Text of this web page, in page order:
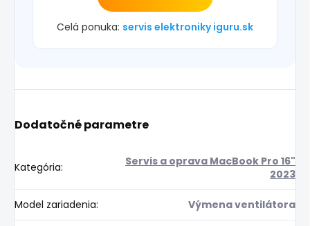
Celá ponuka: servis elektroniky iguru.sk
Dodatočné parametre
Kategória:
Servis a oprava MacBook Pro 16"
2023
Model zariadenia: Výmena ventilátora